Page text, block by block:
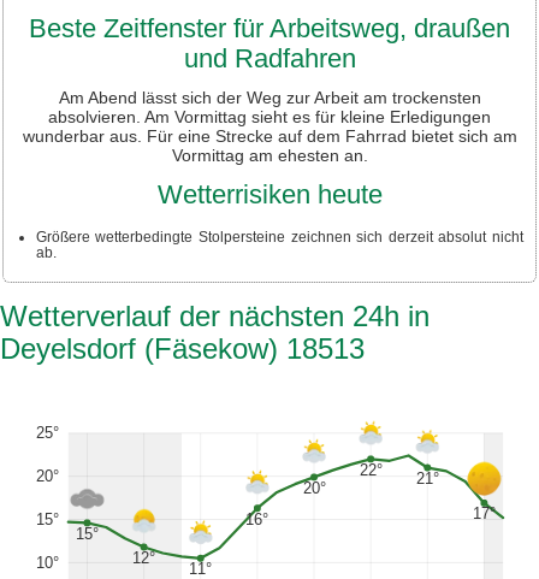
Beste Zeitfenster für Arbeitsweg, draußen
und Radfahren
Am Abend lässt sich der Weg zur Arbeit am trockensten
absolvieren. Am Vormittag sieht es für kleine Erledigungen
wunderbar aus. Für eine Strecke auf dem Fahrrad bietet sich am
Vormittag am ehesten an.
Wetterrisiken heute
Größere wetterbedingte Stolpersteine zeichnen sich derzeit absolut nicht
ab.
Wetterverlauf der nächsten 24h in
Deyelsdorf (Fäsekow) 18513
10°
15°
20°
25°
15°
12°
11°
16°
20°
22° 21°
17°